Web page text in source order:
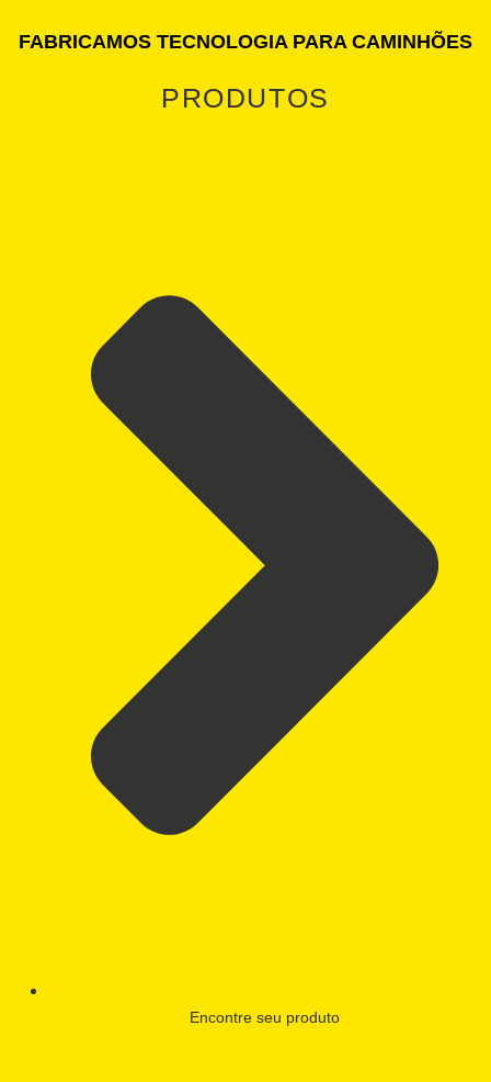
FABRICAMOS TECNOLOGIA PARA CAMINHÕES
PRODUTOS
Encontre seu produto